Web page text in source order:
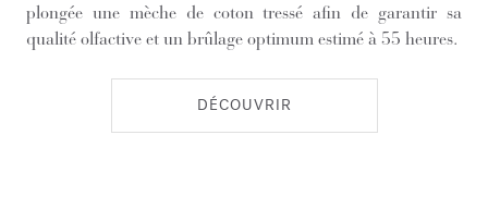
plongée une mèche de coton tressé afin de garantir sa
qualité olfactive et un brûlage optimum estimé à 55 heures.
DÉCOUVRIR